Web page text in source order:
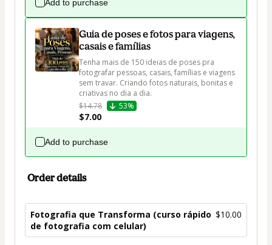
Add to purchase
Guia de poses e fotos para viagens,
casais e famílias
Tenha mais de 150 ideias de poses pra
fotografar pessoas, casais, famílias e viagens
sem travar. Criando fotos naturais, bonitas e
criativas no dia a dia.
$14.78
53%
$7.00
Add to purchase
Order details
Fotografia que Transforma (curso rápido
de fotografia com celular)
$10.00